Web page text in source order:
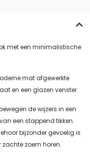
met een minimalistische
mat afgewerkte
en een glazen venster.
de wijzers in een
een stappend tikken.
bijzonder gevoelig is
zachte zoem horen.